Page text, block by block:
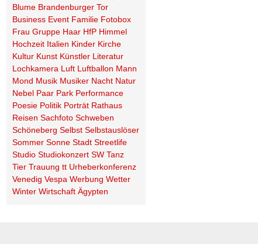
Blume Brandenburger Tor
Business Event Familie Fotobox
Frau Gruppe Haar HfP Himmel
Hochzeit Italien Kinder Kirche
Kultur Kunst Künstler Literatur
Lochkamera Luft Luftballon Mann
Mond Musik Musiker Nacht Natur
Nebel Paar Park Performance
Poesie Politik Porträt Rathaus
Reisen Sachfoto Schweben
Schöneberg Selbst Selbstauslöser
Sommer Sonne Stadt Streetlife
Studio Studiokonzert SW Tanz
Tier Trauung tt Urheberkonferenz
Venedig Vespa Werbung Wetter
Winter Wirtschaft Ägypten